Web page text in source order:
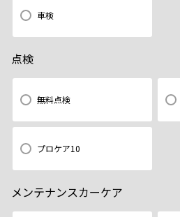
車検
点検
無料点検
プロケア10
メンテナンスカーケア